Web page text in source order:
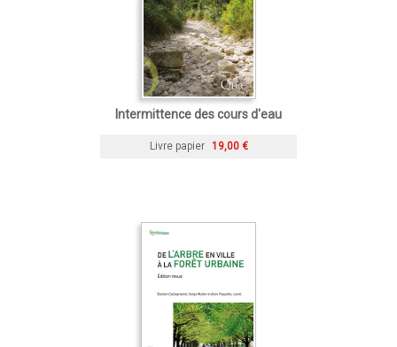
Intermittence des cours d'eau
Livre papier 19,00 €